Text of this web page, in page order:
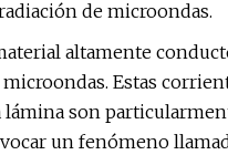
de microondas.
altamente
Estas
son
un fenómeno